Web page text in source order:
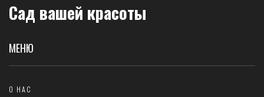
Сад вашей красоты
МЕНЮ
О НАС